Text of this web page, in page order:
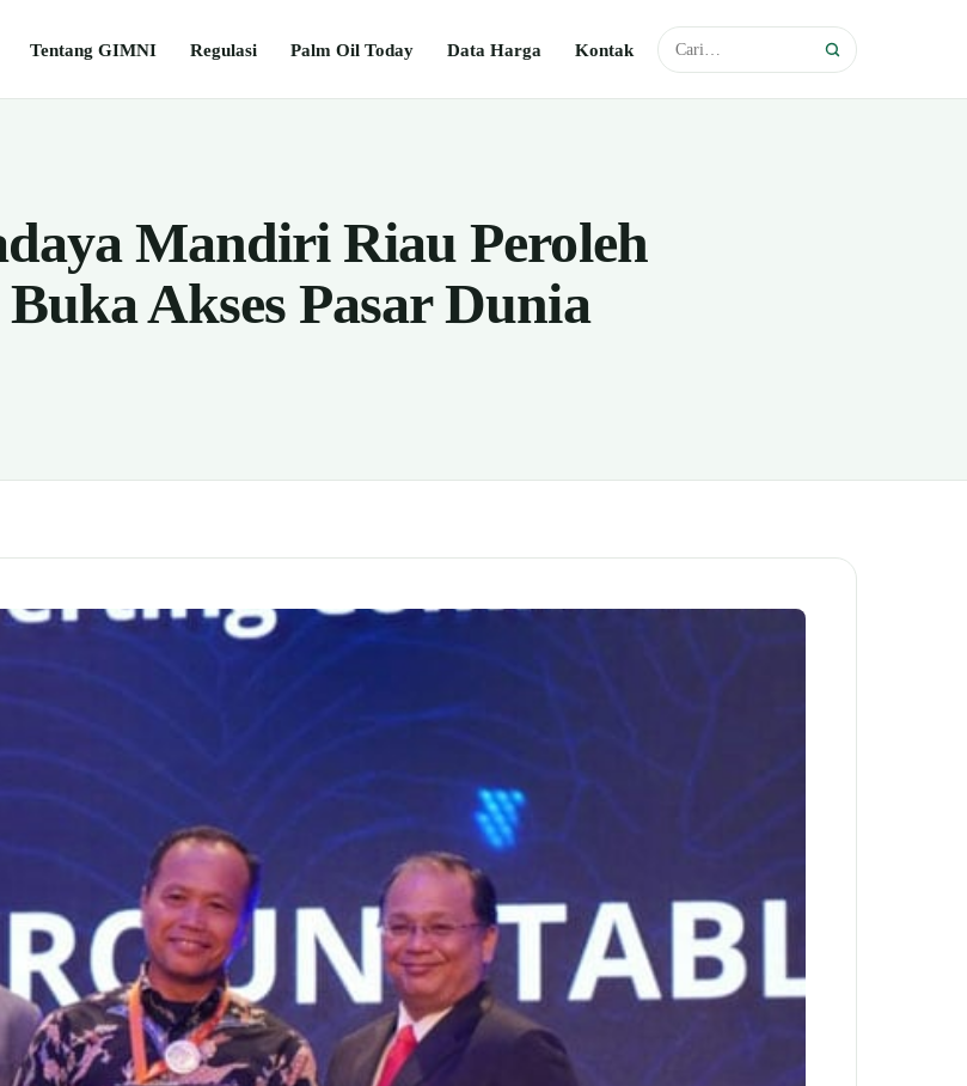
Tentang GIMNI Regulasi Palm Oil Today Data Harga Kontak
Mandiri Riau Peroleh
Akses Pasar Dunia